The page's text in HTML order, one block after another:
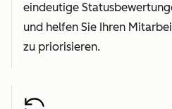
eindeutige
und helfen Sie Ihren
zu priorisieren.